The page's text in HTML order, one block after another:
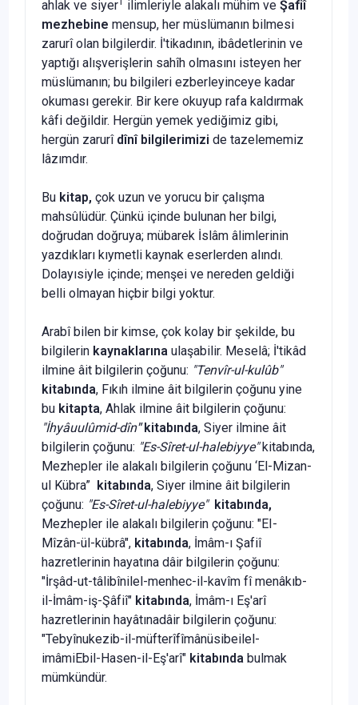
ahlak ve siyer
ilimleriyle alakalı mühim ve Şafiî
mezhebine mensup, her müslümanın bilmesi
zarurî olan bilgilerdir. İ'tikadının, ibâdetlerinin ve
yaptığı alış­verişlerin sahîh olmasını isteyen her
müslümanın; bu bilgileri ezberleyinceye kadar
okuması gerekir. Bir kere okuyup rafa kaldırmak
kâfi değildir. Hergün yemek yediğimiz gibi,
hergün zarurî dînî bilgilerimizi de tazelememiz
lâzımdır.
Bu kitap, çok uzun ve yorucu bir çalışma
mahsûlüdür. Çünkü içinde bulunan her bilgi,
doğrudan doğruya; mübarek İslâm âlimlerinin
yazdıkları kıymetli kaynak eserlerden alındı.
Dolayısiyle içinde; menşei ve nereden geldiği
belli olmayan hiçbir bilgi yoktur.
Arabî bilen bir kimse, çok kolay bir şekilde, bu
bilgilerin kaynaklarına ulaşabilir. Meselâ; İ'tikâd
ilmine âit bilgilerin çoğunu: "Tenvîr-ul-kulûb"
kitabında, Fıkıh ilmine âit bilgilerin çoğunu yine
bu kitapta, Ahlak ilmine âit bilgilerin çoğunu:
"İhyâuulûmid-dîn"kitabında, Siyer ilmine âit
bilgilerin çoğunu: "Es-Sîret-ul-halebiyye"kitabında,
Mezhepler ile alakalı bilgilerin çoğunu ‘El-Mizan-
ul Kübra” kitabında, Siyer ilmine âit bilgilerin
çoğunu: "Es-Sîret-ul-halebiyye" kitabında,
Mezhepler ile alakalı bilgilerin çoğunu: "EI-
Mîzân-ül-kübrâ", kitabında, İmâm-ı Şafiî
hazretlerinin hayatına dâir bilgilerin çoğunu:
"İrşâd-ut-tâlibînilel-menhec-il-kavîm fî menâkıb-
il-İmâm-iş-Şâfiî" kitabında, İmâm-ı Eş'arî
hazretlerinin hayâtınadâir bilgilerin çoğunu:
"Tebyînukezib-il-müfterîfîmânüsibeilel-
imâmiEbil-Hasen-il-Eş'arî" kitabında bulmak
mümkündür.